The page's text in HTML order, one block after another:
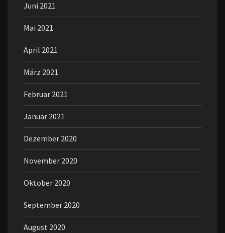
Juni 2021
Mai 2021
April 2021
März 2021
Februar 2021
Januar 2021
Dezember 2020
November 2020
Oktober 2020
September 2020
August 2020